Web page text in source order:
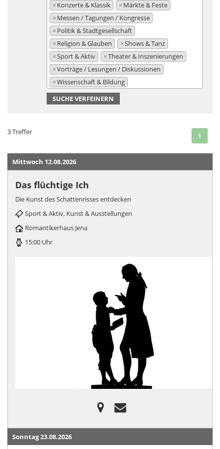
×Konzerte & Klassik ×Märkte & Feste
×Messen / Tagungen / Kongresse
×Politik & Stadtgesellschaft
×Religion & Glauben ×Shows & Tanz
×Sport & Aktiv ×Theater & Inszenierungen
×Vorträge / Lesungen / Diskussionen
×Wissenschaft & Bildung
SUCHE VERFEINERN
3 Treffer 1
Mittwoch 12.08.2026
Das flüchtige Ich
Die Kunst des Schattenrisses entdecken
Sport & Aktiv, Kunst & Ausstellungen
Romantikerhaus Jena
15:00 Uhr
Sonntag 23.08.2026